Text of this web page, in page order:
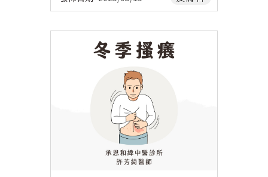
著透氣，避免穿著羊毛等刺激性較
強的衣物。 •避免過度抓癢而加
重皮膚損傷 (例如:將搔癢部位蓋
住；定期修剪指甲) 六、醫師提醒
皮膚搔癢可能來自多種原因，不同
原因的治療方式也不同。 有些人皮
膚搔癢的時候會自行去藥局買類固
醇藥膏來止癢，但並非所有皮膚病
都可擦類固醇，例如黴菌感染擦類
固醇就可能會加重，建議還是需要
依照皮膚專科醫師指示用藥。 同樣
後。 脂漏性皮膚炎 (Seborrheic d
部位，例如頭皮、臉部（鼻子和眉
毛周圍）。它會導致皮膚發紅、油
膩、發炎，並覆蓋白色或淡黃色鱗
titis) ：由於腿部血液循環不良而
引起。這種疾病通常表現為腫脹、
發紅和發癢，隨著時間的推移，皮
膚會變得乾燥、鱗狀化和變色。在
嚴重的情況下，可能會形成開放性
潰瘍或潰瘍，增加感染的風險。 ▪︎
消毒丹、龍膽瀉肝湯、二陳湯…
可見到肌膚龜裂、增厚、脫屑，此
時則需要加強滋陰與修復。 ・中藥
方請由中醫師診斷後開立處方治療
柏、蒲公英、枇杷葉、龍膽草…等
中藥煮水，外敷患部，可以幫助消
水皰、止癢、減少復發。 ⛧ 小提
醒：每個人的皮膚狀況不同，需經
過專業中醫師診斷之後才能使用。
發病。 【 主要症狀 】 身上常見紅
疹、水泡、脫屑 搔癢難耐，且因搔
抓造成水泡破裂及傷口，伴隨組織
液滲出或流血 皮膚因反覆搔抓逐漸
浸潤肥厚、苔癬化 【 誘發及加重因
中的粉塵、毛髮、塵螨，或是材質
不佳的衣物，都可能誘發或加重症
食、冰品冷飲，會使體內的濕氣和
火氣越來越重，濕熱鬱積久了就可